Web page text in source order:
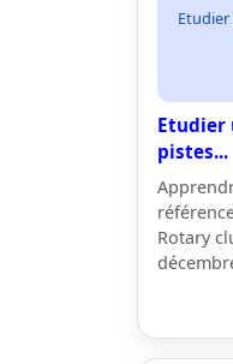
Etudier
pistes...
Rotary